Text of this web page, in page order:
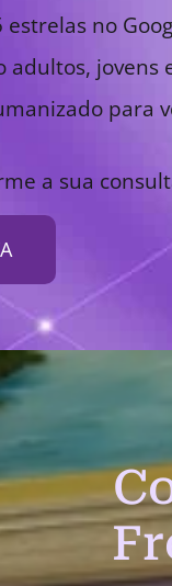
estrelas no
adultos, jovens
para
a sua